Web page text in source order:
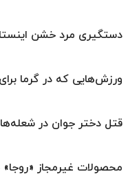
دستگیری مرد خشن
ورزش‌هایی که در گرما
قتل دختر جوان در
محصولات غیرمجاز